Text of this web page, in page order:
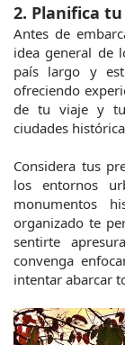
2. Planifica
Antes de
idea general de
país largo y
ofreciendo
de tu viaje y
ciudades
Considera tus
los entornos
monumentos
organizado te
sentirte
convenga
intentar abarcar